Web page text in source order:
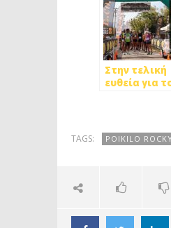
Στην τελική
ευθεία για
TAGS: POIKILO